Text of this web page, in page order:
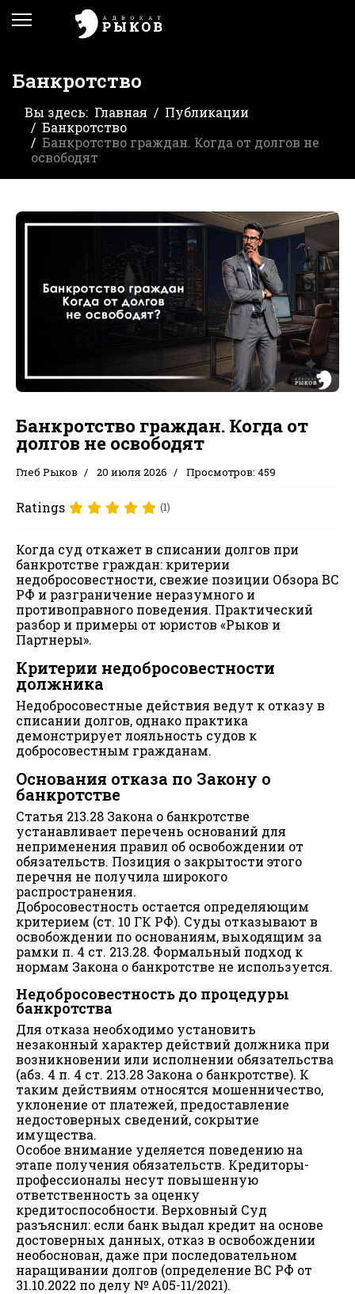
Банкротство
Вы здесь: Главная
Публикации
Банкротство
Банкротство граждан. Когда от долгов не
освободят
Банкротство граждан. Когда от
долгов не освободят
Глеб Рыков 20 июля 2026 Просмотров: 459
Ratings (1)
Когда суд откажет в списании долгов при
банкротстве граждан: критерии
недобросовестности, свежие позиции Обзора ВС
РФ и разграничение неразумного и
противоправного поведения. Практический
разбор и примеры от юристов «Рыков и
Партнеры».
Критерии недобросовестности
должника
Недобросовестные действия ведут к отказу в
списании долгов, однако практика
демонстрирует лояльность судов к
добросовестным гражданам.
Основания отказа по Закону о
банкротстве
Статья 213.28 Закона о банкротстве
устанавливает перечень оснований для
неприменения правил об освобождении от
обязательств. Позиция о закрытости этого
перечня не получила широкого
распространения.
Добросовестность остается определяющим
критерием (ст. 10 ГК РФ). Суды отказывают в
освобождении по основаниям, выходящим за
рамки п. 4 ст. 213.28. Формальный подход к
нормам Закона о банкротстве не используется.
Недобросовестность до процедуры
банкротства
Для отказа необходимо установить
незаконный характер действий должника при
возникновении или исполнении обязательства
(абз. 4 п. 4 ст. 213.28 Закона о банкротстве). К
таким действиям относятся мошенничество,
уклонение от платежей, предоставление
недостоверных сведений, сокрытие
имущества.
Особое внимание уделяется поведению на
этапе получения обязательств. Кредиторы-
профессионалы несут повышенную
ответственность за оценку
кредитоспособности. Верховный Суд
разъяснил: если банк выдал кредит на основе
достоверных данных, отказ в освобождении
необоснован, даже при последовательном
наращивании долгов (определение ВС РФ от
31.10.2022 по делу № А05-11/2021).